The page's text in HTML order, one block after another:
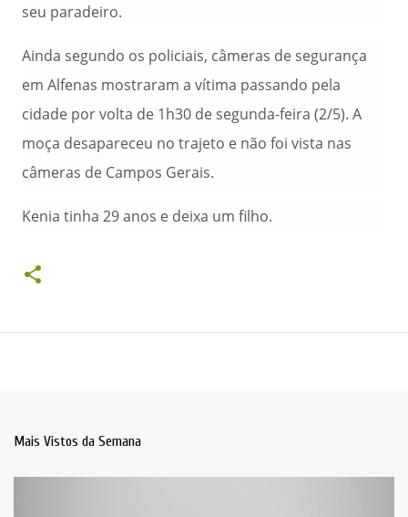
seu paradeiro.
Ainda segundo os policiais, câmeras de segurança
em Alfenas mostraram a vítima passando pela
cidade por volta de 1h30 de segunda-feira (2/5). A
moça desapareceu no trajeto e não foi vista nas
câmeras de Campos Gerais.
Kenia tinha 29 anos e deixa um filho.
Mais Vistos da Semana